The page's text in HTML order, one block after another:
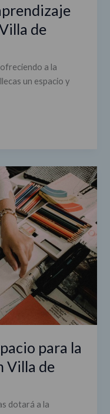
de
a la
un espacio y
para la
Villa de
dotará a la